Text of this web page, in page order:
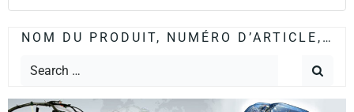
NOM DU PRODUIT, NUMÉRO D’ARTICLE,…